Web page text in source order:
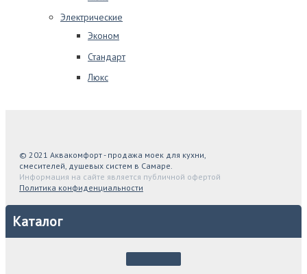
Электрические
Эконом
Стандарт
Люкс
© 2021 Аквакомфорт - продажа моек для кухни,
смесителей, душевых систем в Самаре.
Информация на сайте является публичной офертой
Политика конфиденциальности
Каталог